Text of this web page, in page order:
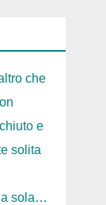
che
e
solita
sola…